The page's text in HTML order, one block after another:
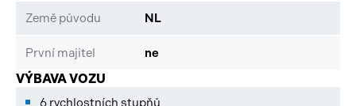
Země původu NL
První majitel ne
VÝBAVA VOZU
6 rychlostních stupňů